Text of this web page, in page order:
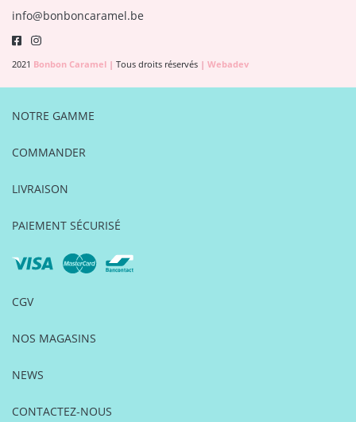
info@bonboncaramel.be
2021 Bonbon Caramel | Tous droits réservés | Webadev
NOTRE GAMME
COMMANDER
LIVRAISON
PAIEMENT SÉCURISÉ
CGV
NOS MAGASINS
NEWS
CONTACTEZ-NOUS